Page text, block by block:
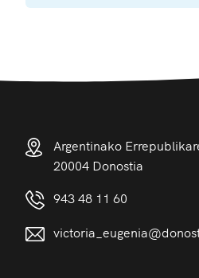
Argentinako
20004 Donostia
943 48 11 60